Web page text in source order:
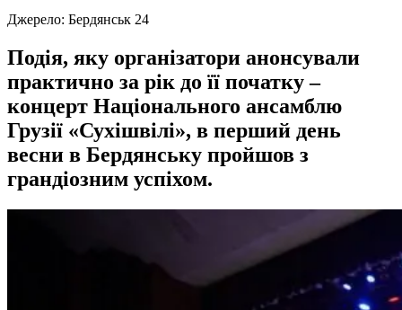
Джерело: Бердянськ 24
Подія, яку організатори анонсували
практично за рік до її початку –
концерт Національного ансамблю
Грузії «Сухішвілі», в перший день
весни в Бердянську пройшов з
грандіозним успіхом.